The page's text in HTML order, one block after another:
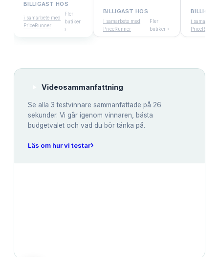
BILLIGAST HOS
i samarbete med
PriceRunner
Fler
butiker
›
BILLIGAST HOS
i samarbete med
PriceRunner
Fler
butiker ›
i samarbete
PriceRunner
Videosammanfattning
Se alla 3 testvinnare sammanfattade på 26
sekunder. Vi går igenom vinnaren, bästa
budgetvalet och vad du bör tänka på.
Läs om hur vi testar›